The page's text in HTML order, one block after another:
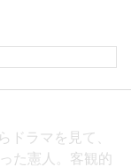
ドラマを見て、
た憲人。客観的